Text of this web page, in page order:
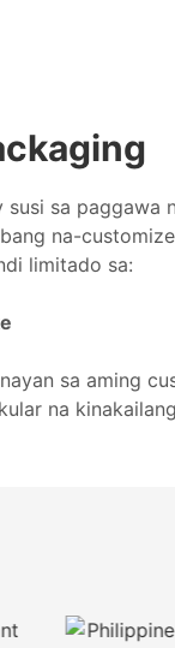
sa paggawa
na-
limitado sa:
sa aming
na